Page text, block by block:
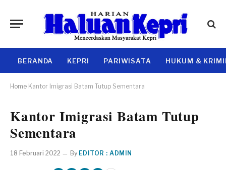
BERANDA KEPRI PARIWISATA HUKUM &
Home Kantor Imigrasi Batam Tutup Sementara
Kantor Imigrasi Batam Tutup
Sementara
18 Februari 2022 By EDITOR : ADMIN